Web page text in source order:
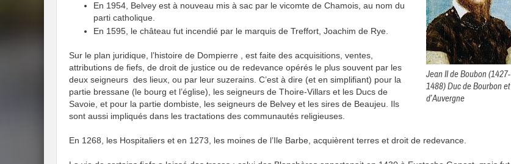
Jean II de Boubon (1427-
1488) Duc de Bourbon et
d’Auvergne
En 1954, Belvey est à nouveau mis à sac par le vicomte de Chamois, au nom du
parti catholique.
En 1595, le château fut incendié par le marquis de Treffort, Joachim de Rye.
Sur le plan juridique, l’histoire de Dompierre , est faite des acquisitions, ventes,
attributions de fiefs, de droit de justice ou de redevance opérés le plus souvent par les
deux seigneurs des lieux, ou par leur suzerains. C’est à dire (et en simplifiant) pour la
partie bressane (le bourg et l’église), les seigneurs de Thoire-Villars et les Ducs de
Savoie, et pour la partie dombiste, les seigneurs de Belvey et les sires de Beaujeu. Ils
sont aussi impliqués dans les tractations des communautés religieuses.
En 1268, les Hospitaliers et en 1273, les moines de l’Ile Barbe, acquièrent terres et droit de redevance.